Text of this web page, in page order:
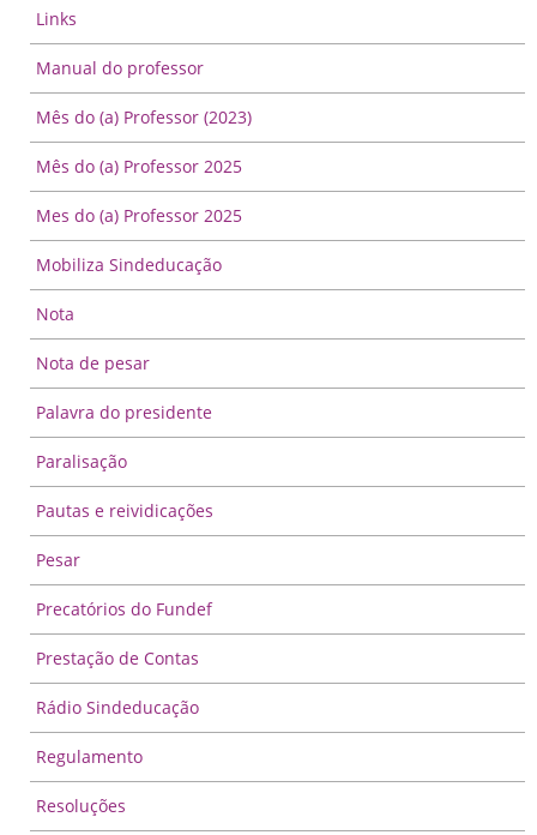
Links
Manual do professor
Mês do (a) Professor (2023)
Mês do (a) Professor 2025
Mes do (a) Professor 2025
Mobiliza Sindeducação
Nota
Nota de pesar
Palavra do presidente
Paralisação
Pautas e reividicações
Pesar
Precatórios do Fundef
Prestação de Contas
Rádio Sindeducação
Regulamento
Resoluções